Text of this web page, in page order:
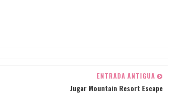
ENTRADA ANTIGUA
Jugar Mountain Resort Escape